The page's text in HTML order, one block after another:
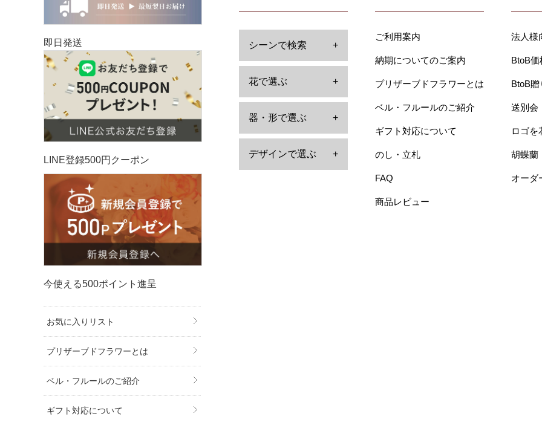
シーンで検索 +
花で選ぶ +
器・形で選ぶ +
デザインで選ぶ +
ご利用案内
納期についてのご案内
プリザーブドフラワーとは
ベル・フルールのご紹介
ギフト対応について
のし・立札
FAQ
商品レビュー
法人様
BtoB価
BtoB
送別会
ロゴを
胡蝶蘭
オーダ
即日発送
LINE登録500円クーポン
今使える500ポイント進呈
お気に入りリスト
プリザーブドフラワーとは
ベル・フルールのご紹介
ギフト対応について